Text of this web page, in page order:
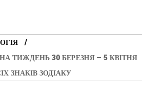
ТИЖДЕНЬ 30 БЕРЕЗНЯ – 5 КВІТНЯ
ЗНАКІВ ЗОДІАКУ